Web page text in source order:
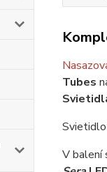
Tubes
V balení